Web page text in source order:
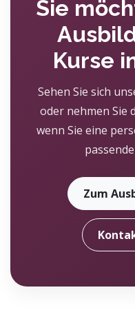
Sie
Kurse
Sehen Sie sich
oder nehmen Sie
wenn Sie eine
Zum